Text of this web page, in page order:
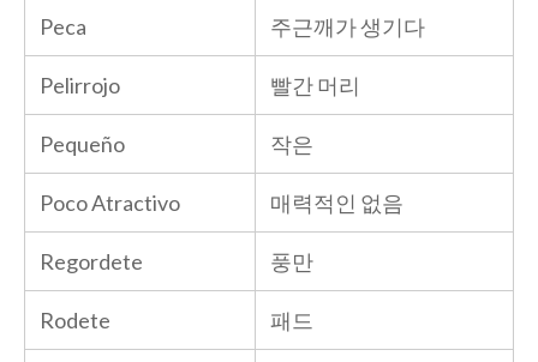
Peca 주근깨가 생기다
Pelirrojo 빨간 머리
Pequeño 작은
Poco Atractivo 매력적인 없음
Regordete 풍만
Rodete 패드